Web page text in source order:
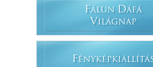
FÁLUN DÁFÁ
VILÁGNAP
F